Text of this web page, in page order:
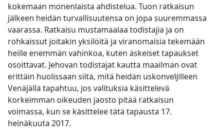
kokemaan monenlaista ahdistelua. Tuon ratkaisun
jälkeen heidän turvallisuutensa on jopa suuremmassa
vaarassa. Ratkaisu mustamaalaa todistajia ja on
rohkaissut joitakin yksilöitä ja viranomaisia tekemään
heille enemmän vahinkoa, kuten äskeiset tapaukset
osoittavat. Jehovan todistajat kautta maailman ovat
erittäin huolissaan siitä, mitä heidän uskonveljilleen
Venäjällä tapahtuu, jos valituksia käsittelevä
korkeimman oikeuden jaosto pitää ratkaisun
voimassa, kun se käsittelee tätä tapausta 17.
heinäkuuta 2017.